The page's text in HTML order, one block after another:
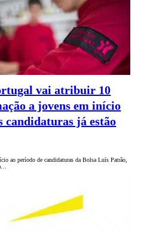
vai atribuir 10
a jovens em início
candidaturas já estão
ao período de candidaturas da Bolsa Luís Patrão,